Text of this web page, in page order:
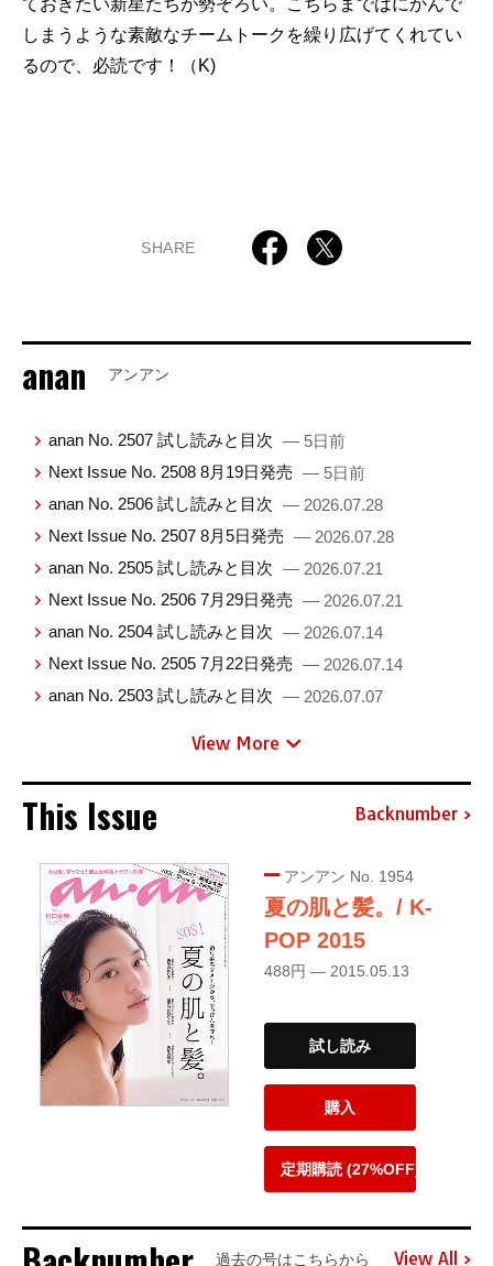
ておきたい新星たちが勢ぞろい。こちらまではにかんで
しまうような素敵なチームトークを繰り広げてくれてい
るので、必読です！（K)
SHARE
anan アンアン
anan No. 2507 試し読みと目次 — 5日前
Next Issue No. 2508 8月19日発売 — 5日前
anan No. 2506 試し読みと目次 — 2026.07.28
Next Issue No. 2507 8月5日発売 — 2026.07.28
anan No. 2505 試し読みと目次 — 2026.07.21
Next Issue No. 2506 7月29日発売 — 2026.07.21
anan No. 2504 試し読みと目次 — 2026.07.14
Next Issue No. 2505 7月22日発売 — 2026.07.14
anan No. 2503 試し読みと目次 — 2026.07.07
View More
This Issue Backnumber
アンアン No. 1954
夏の肌と髪。/ K-
POP 2015
488円 — 2015.05.13
試し読み
購入
定期購読 (27%OFF)
過去の号はこちらから View All